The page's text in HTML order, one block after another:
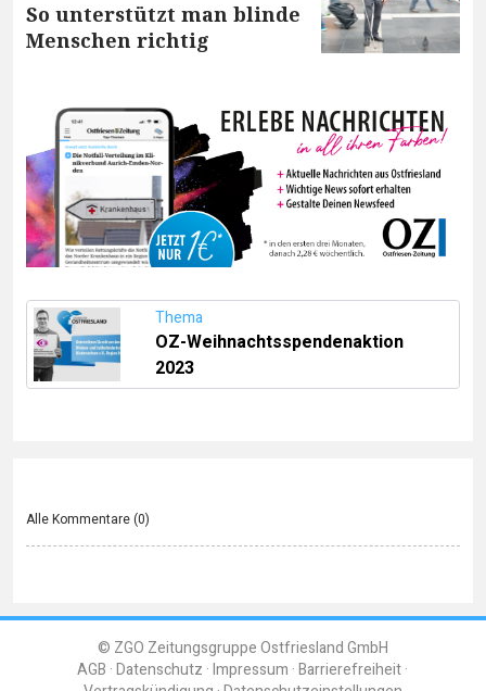
So unterstützt man blinde
Menschen richtig
Thema
OZ-Weihnachtsspendenaktion
2023
Alle Kommentare (0)
© ZGO Zeitungsgruppe Ostfriesland GmbH
AGB Datenschutz Impressum Barrierefreiheit